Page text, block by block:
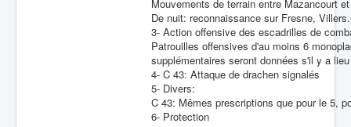
Mouvements de terrain entre Mazancourt
De nuit: reconnaissance sur Fresne,
3- Action offensive des escadrilles de
Patrouilles offensives d'au moins 6
supplémentaires seront données s'il y a
4- C 43: Attaque de drachen signalés
5- Divers:
C 43: Mêmes prescriptions que pour le 5,
6- Protection